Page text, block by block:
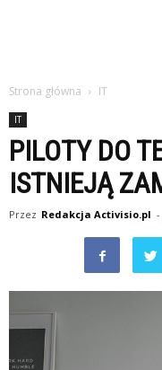
Strona główna IT
IT
PILOTY DO
ISTNIEJĄ
Przez Redakcja Activisio.pl -